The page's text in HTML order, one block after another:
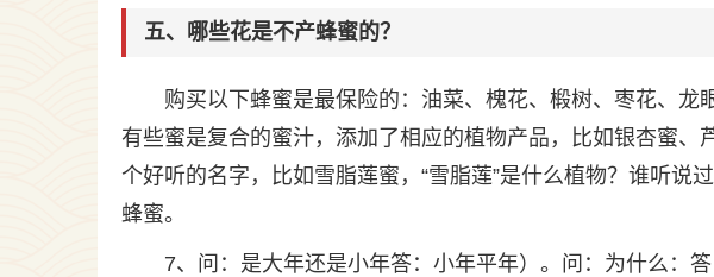
五、哪些花是不产蜂蜜的？
购买以下蜂蜜是最保险的：油菜、槐花、椴树、枣花、龙
有些蜜是复合的蜜汁，添加了相应的植物产品，比如银杏蜜、
个好听的名字，比如雪脂莲蜜，“雪脂莲”是什么植物？谁听说
蜂蜜。
7、问：是大年还是小年答：小年平年）。问：为什么：